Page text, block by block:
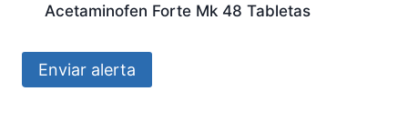
Acetaminofen Forte Mk 48 Tabletas
Enviar alerta